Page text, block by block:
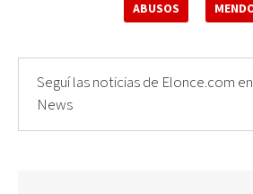
ABUSOS
Seguí las noticias de Elonce.com
News